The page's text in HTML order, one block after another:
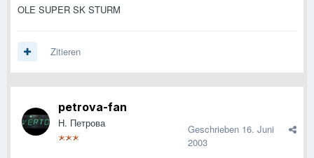
OLE SUPER SK STURM
Zitieren
petrova-fan
Н. Петрова Geschrieben 16. Juni
2003